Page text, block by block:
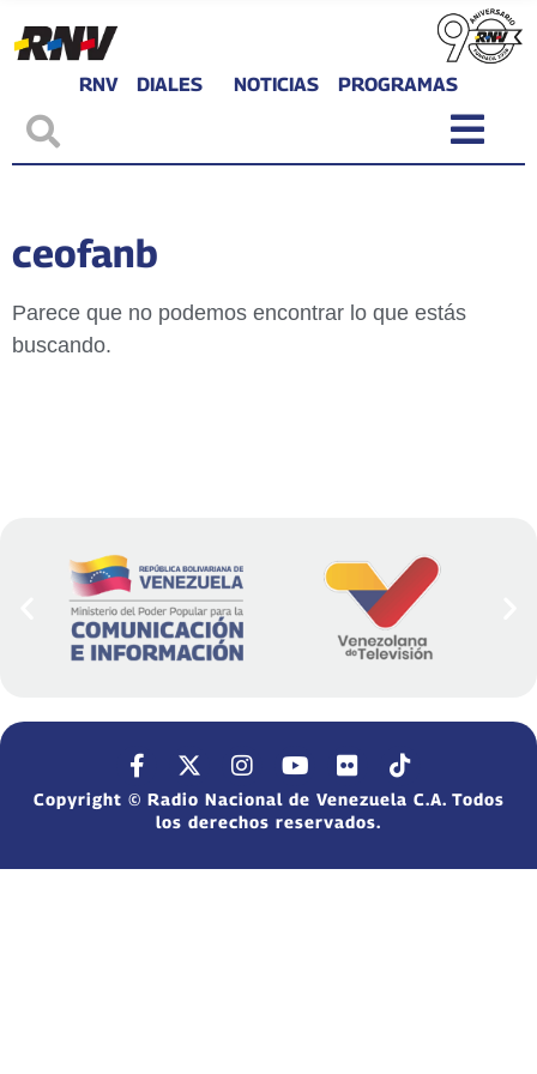
RNV DIALES NOTICIAS PROGRAMAS
ceofanb
Parece que no podemos encontrar lo que estás
buscando.
Copyright © Radio Nacional de Venezuela C.A. Todos
los derechos reservados.